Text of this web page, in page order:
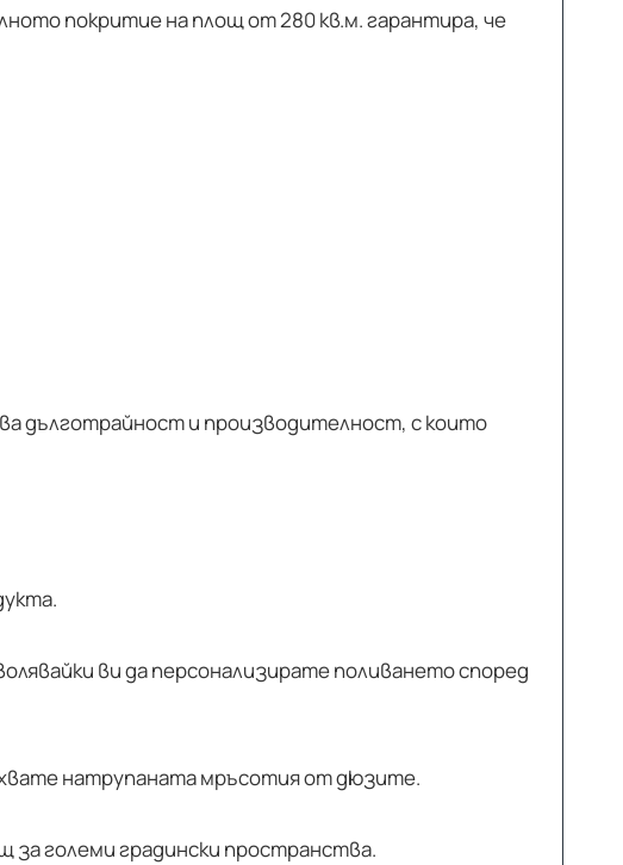
покритие на площ от 280 кв.м. гарантира, че
дълготрайност и производителност, с които
ви да персонализирате поливането според
натрупаната мръсотия от дюзите.
за големи градински пространства.